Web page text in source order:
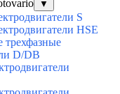
▼
S
HSE
трехфазные
D/DB